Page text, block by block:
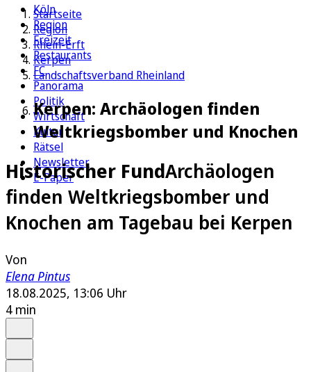
Köln
Region
Freizeit
Restaurants
FC
Panorama
Politik
Wirtschaft
Kultur
Rätsel
Newsletter
E-Paper
Startseite
Region
Rhein-Erft
Kerpen
Landschaftsverband Rheinland
Kerpen: Archäologen finden
Weltkriegsbomber und Knochen
Historischer FundArchäologen
finden Weltkriegsbomber und
Knochen am Tagebau bei Kerpen
Von
Elena Pintus
18.08.2025, 13:06 Uhr
4 min